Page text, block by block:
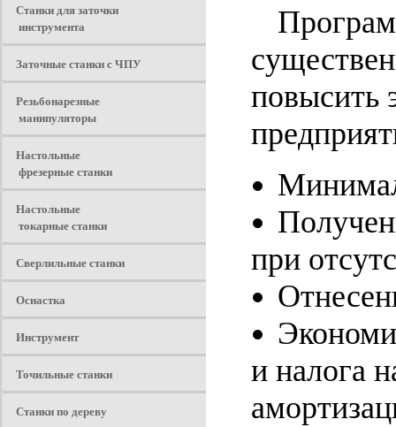
Станки для заточки
инструмента
Заточные станки с ЧПУ
Резьбонарезные
манипуляторы
Настольные
фрезерные станки
Настольные
токарные станки
Сверлильные станки
Оснастка
Инструмент
Точильные станки
Станки по дереву
повысить
при
и налога